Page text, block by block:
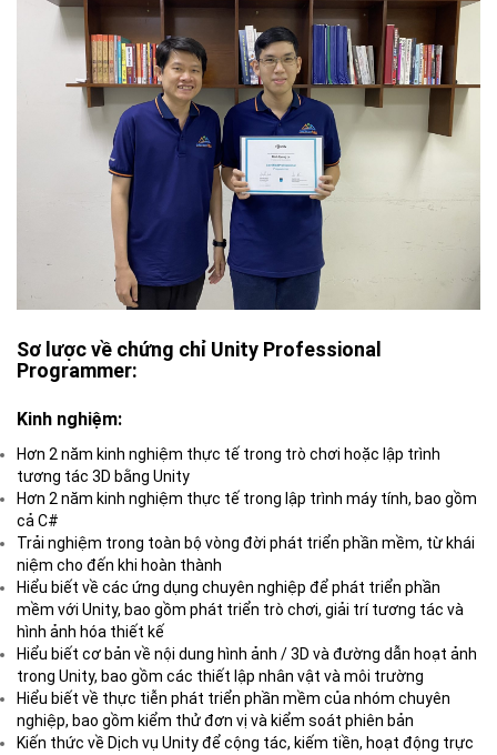
Sơ lược về chứng chỉ Unity Professional
Programmer:
Kinh nghiệm:
Hơn 2 năm kinh nghiệm thực tế trong trò chơi hoặc lập trình
tương tác 3D bằng Unity
Hơn 2 năm kinh nghiệm thực tế trong lập trình máy tính, bao gồm
cả C#
Trải nghiệm trong toàn bộ vòng đời phát triển phần mềm, từ khái
niệm cho đến khi hoàn thành
Hiểu biết về các ứng dụng chuyên nghiệp để phát triển phần
mềm với Unity, bao gồm phát triển trò chơi, giải trí tương tác và
hình ảnh hóa thiết kế
Hiểu biết cơ bản về nội dung hình ảnh / 3D và đường dẫn hoạt ảnh
trong Unity, bao gồm các thiết lập nhân vật và môi trường
Hiểu biết về thực tiễn phát triển phần mềm của nhóm chuyên
nghiệp, bao gồm kiểm thử đơn vị và kiểm soát phiên bản
Kiến thức về Dịch vụ Unity để cộng tác, kiếm tiền, hoạt động trực